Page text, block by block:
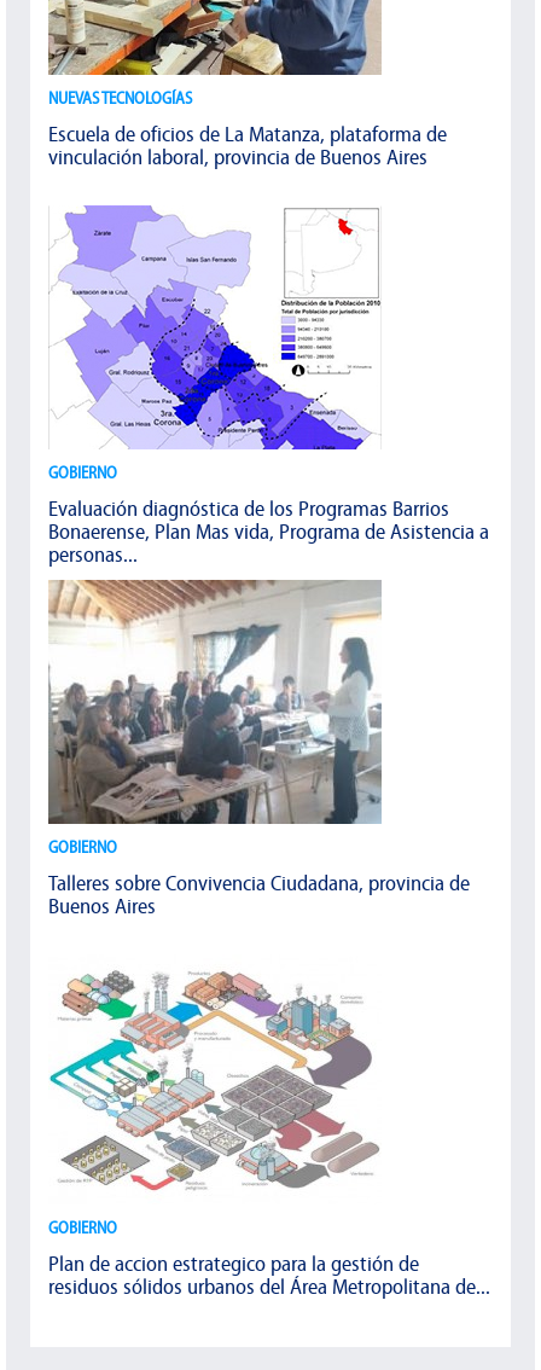
NUEVAS TECNOLOGÍAS
Escuela de oficios de La Matanza, plataforma de
vinculación laboral, provincia de Buenos Aires
GOBIERNO
Evaluación diagnóstica de los Programas Barrios
Bonaerense, Plan Mas vida, Programa de Asistencia a
personas...
GOBIERNO
Talleres sobre Convivencia Ciudadana, provincia de
Buenos Aires
GOBIERNO
Plan de accion estrategico para la gestión de
residuos sólidos urbanos del Área Metropolitana de...